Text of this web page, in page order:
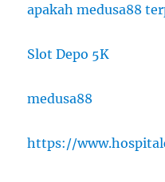
apakah medusa88
Slot Depo 5K
medusa88
https://